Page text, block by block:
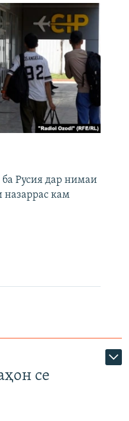
Русия дар нимаи
назаррас кам
се